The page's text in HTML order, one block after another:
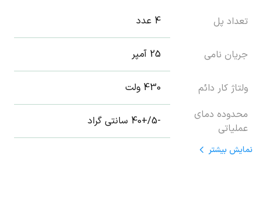
تعداد پل 4 عدد
جریان نامی 25 آمپر
ولتاژ کار دائم
430 ولت
محدوده دمای
عملیاتی
-5/+40 سانتی گراد
نمایش بیشتر